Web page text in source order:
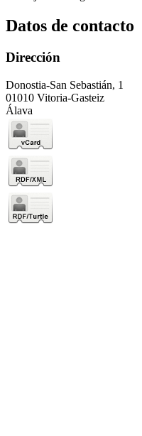
Datos de contacto
Dirección
Donostia-San Sebastián, 1
01010 Vitoria-Gasteiz
Álava